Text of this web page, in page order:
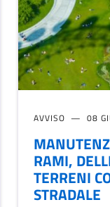
AVVISO 08
RAMI,
TERRENI
STRADALE